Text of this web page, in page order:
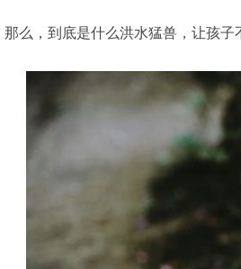
那么，到底是什么洪水猛兽，让孩子